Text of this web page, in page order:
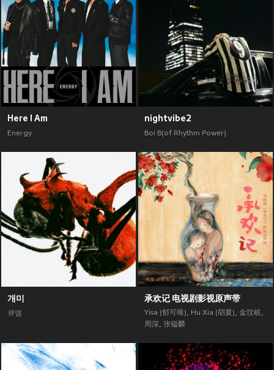
Here I Am
Energy
nightvibe2
Boi B(of Rhythm Power)
개미
큐엠
承欢记 电视剧影视原声带
Yisa (郁可唯), Hu Xia (胡夏), 金玟岐,
周深, 张镒麟